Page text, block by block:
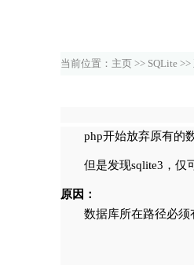
当前位置： 主页 >> SQLite >>
php开始放弃原有的
但是发现sqlite3，仅
原因：
数据库所在路径必须